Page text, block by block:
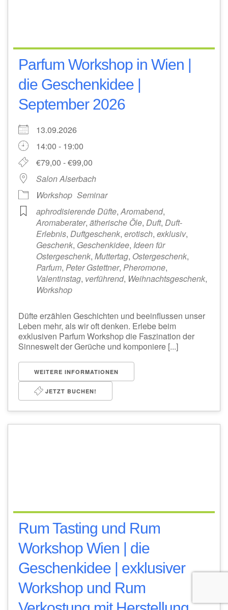
Parfum Workshop in Wien |
die Geschenkidee |
September 2026
13.09.2026
14:00 - 19:00
€79,00 - €99,00
Salon Alserbach
Workshop Seminar
aphrodisierende Düfte,Aromabend,
Aromaberater, ätherische Öle, Duft, Duft-
Erlebnis, Duftgeschenk, erotisch, exklusiv,
Geschenk, Geschenkidee, Ideen für
Ostergeschenk, Muttertag, Ostergeschenk,
Parfum, Peter Gstettner, Pheromone,
Valentinstag, verführend, Weihnachtsgeschenk,
Workshop
Düfte erzählen Geschichten und beeinflussen unser
Leben mehr, als wir oft denken. Erlebe beim
exklusiven Parfum Workshop die Faszination der
Sinneswelt der Gerüche und komponiere [...]
WEITERE INFORMATIONEN
JETZT BUCHEN!
Rum Tasting und Rum
Workshop Wien | die
Geschenkidee | exklusiver
Workshop und Rum